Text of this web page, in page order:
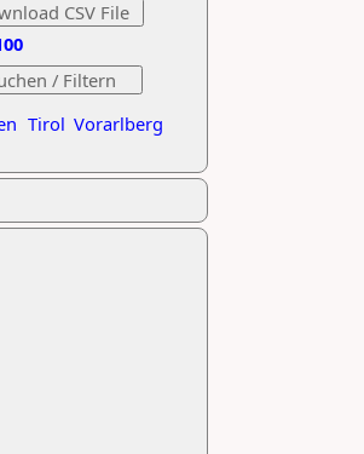
Tirol Vorarlberg